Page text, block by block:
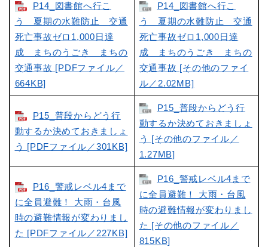
P14_図書館へ行こ
う 夏期の水難防止 交通
死亡事故ゼロ1,000日達
成 まちのうごき まちの
交通事故 [PDFファイル／
664KB]
P14_図書館へ行こ
う 夏期の水難防止 交通
死亡事故ゼロ1,000日達
成 まちのうごき まちの
交通事故 [その他のファイ
ル／2.02MB]
P15_普段からどう行
動するか決めておきましょ
う [PDFファイル／301KB]
P15_普段からどう行
動するか決めておきましょ
う [その他のファイル／
1.27MB]
P16_警戒レベル4まで
に全員避難！ 大雨・台風
時の避難情報が変わりまし
た [PDFファイル／227KB]
P16_警戒レベル4まで
に全員避難！ 大雨・台風
時の避難情報が変わりまし
た [その他のファイル／
815KB]